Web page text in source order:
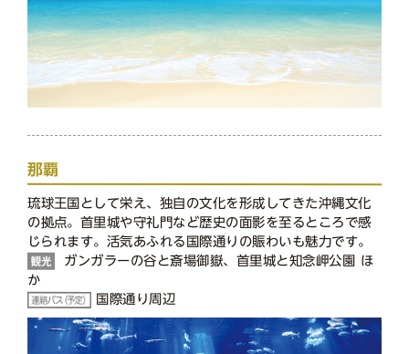
那覇
琉球王国として栄え、独自の文化を形成してきた沖縄文化
の拠点。首里城や守礼門など歴史の面影を至るところで感
じられます。活気あふれる国際通りの賑わいも魅力です。
ガンガラーの谷と斎場御嶽、首里城と知念岬公園 ほ
か
国際通り周辺